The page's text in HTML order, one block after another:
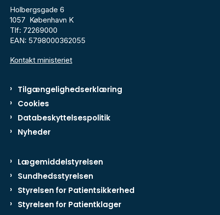
Holbergsgade 6
1057 København K
Tlf: 72269000
EAN: 5798000362055
Kontakt ministeriet
Tilgængelighedserklæring
Cookies
Databeskyttelsespolitik
Nyheder
Lægemiddelstyrelsen
Sundhedsstyrelsen
Styrelsen for Patientsikkerhed
Styrelsen for Patientklager